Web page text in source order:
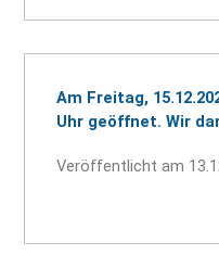
Am Freitag,
Uhr geöffnet. Wir
Veröffentlicht am